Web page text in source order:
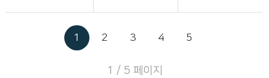
1 2 3 4 5
1 / 5 페이지